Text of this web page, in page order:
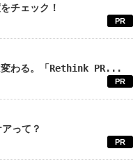
チェック！
PR
変わる。「Rethink PR...
PR
って？
PR